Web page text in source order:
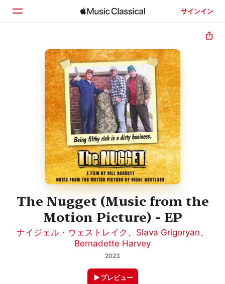
サインイン
ホーム
見つける
検索
The Nugget (Music from the
Motion Picture) - EP
ナイジェル・ウェストレイク 、 Slava Grigoryan、
Bernadette Harvey
2023
プレビュー